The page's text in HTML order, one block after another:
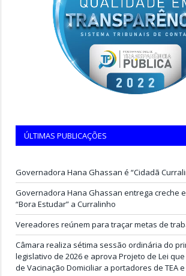
ÚLTIMAS PUBLICAÇÕES
Governadora Hana Ghassan é “Cidadã
Governadora Hana Ghassan entrega creche
“Bora Estudar” a Curralinho
Vereadores reúnem para traçar metas de
Câmara realiza sétima sessão ordinária do
legislativo de 2026 e aprova Projeto de Lei
de Vacinação Domiciliar a portadores de TEA e